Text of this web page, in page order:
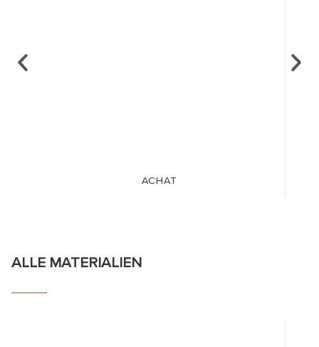
ACHAT
ALLE MATERIALIEN